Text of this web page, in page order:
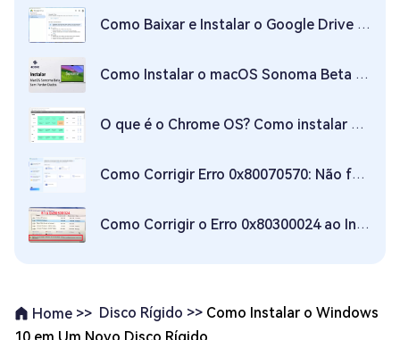
Como Baixar e Instalar o Google Drive no Windows
Como Instalar o macOS Sonoma Beta sem Perder Dados?
O que é o Chrome OS? Como instalar o Chrome OS?
Como Corrigir Erro 0x80070570: Não foi possível instalar os arquivos necessários
Como Corrigir o Erro 0x80300024 ao Instalar o Windows 11/10 sem Perder Dados
Home >> Disco Rígido >> Como Instalar o Windows